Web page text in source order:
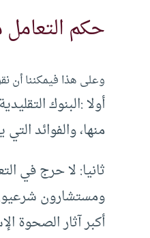
حكم التعامل
وعلى هذا فيمكننا أن
أولا :البنوك
منها، والفوائد
ثانيا: لا حرج في
ومستشارون
أكبر آثار الصحوة